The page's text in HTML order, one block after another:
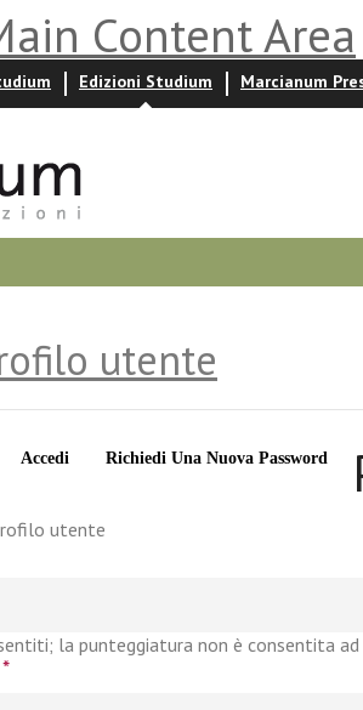
Content Area
Edizioni Studium Marcianum
utente
Accedi Richiedi Una Nuova Password
utente
la punteggiatura non è consentita
*